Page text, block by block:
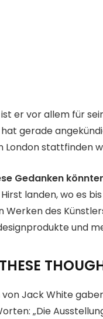
er vor allem für
gerade
London stattfinden
Gedanken
landen, wo es
Werken des
und
Jack White
„Die